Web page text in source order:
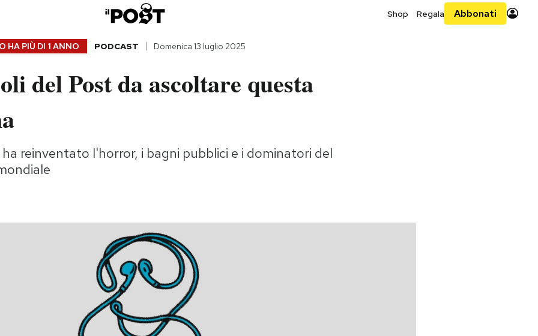
Shop Regala Abbonati
HA PIÙ DI 1 ANNO PODCAST Domenica 13 luglio 2025
del Post da ascoltare questa
reinventato l'horror, i bagni pubblici e i dominatori del